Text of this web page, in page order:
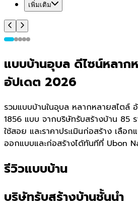
เพิ่มเติม
แบบบ้านอุบล ดีไซน์หลาก
อัปเดต 2026
รวมแบบบ้านในอุบล หลากหลายสไตล์
1856 แบบ จากบริษัทรับสร้างบ้าน 85
ใช้สอย และราคาประเมินก่อสร้าง เลือ
ออกแบบและก่อสร้างได้ทันทีที่ Ubon
รีวิวแบบบ้าน
บริษัทรับสร้างบ้านชั้นนำ